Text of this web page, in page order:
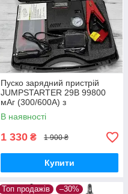
Пуско зарядний пристрій
JUMPSTARTER 29B 99800
мАг (300/600А) з
компресором
В наявності
1 330 ₴ 1 900 ₴
Купити
Топ продажів –30%